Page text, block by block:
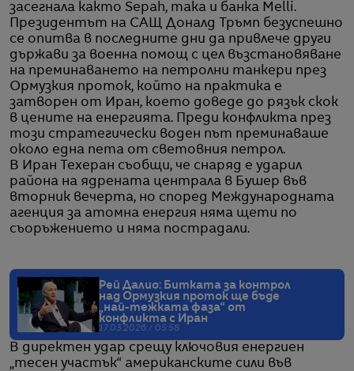
засегнала както Sepah, така и банка Melli.
Президентът на САЩ Доналд Тръмп безуспешно
се опитва в последните дни да привлече други
държави за военна помощ с цел възстановяване
на преминаването на петролни танкери през
Ормузкия проток, който на практика е
затворен от Иран, което доведе до рязък скок
в цените на енергията. Преди конфликта през
този стратегически воден път преминаваше
около една пета от световния петрол.
В Иран Техеран съобщи, че снаряд е ударил
района на ядрената централа в Бушер във
вторник вечерта, но според Международната
агенция за атомна енергия няма щети по
съоръжението и няма пострадали.
Рей Далио: Битката за контрол
над Ормузкия проток ще бъде
„най-тежката фаза“ от
конфликта с Иран
17.03.2026 / 05:58
В директен удар срещу ключовия енергиен
„тесен участък“ американските сили във